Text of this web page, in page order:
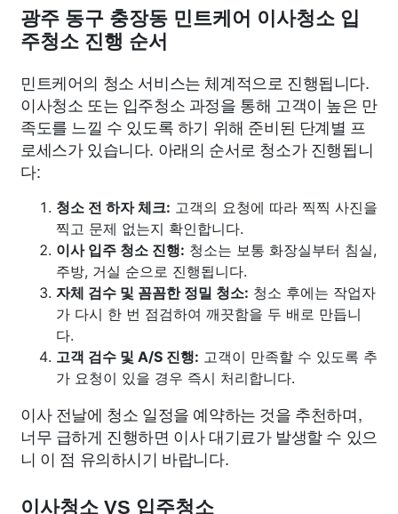
광주 동구 충장동 민트케어 이사청소 입
주청소 진행 순서
민트케어의 청소 서비스는 체계적으로 진행됩니다.
이사청소 또는 입주청소 과정을 통해 고객이 높은 만
족도를 느낄 수 있도록 하기 위해 준비된 단계별 프
로세스가 있습니다. 아래의 순서로 청소가 진행됩니
다:
청소 전 하자 체크: 고객의 요청에 따라 찍찍 사진을
찍고 문제 없는지 확인합니다.
이사 입주 청소 진행: 청소는 보통 화장실부터 침실,
주방, 거실 순으로 진행됩니다.
자체 검수 및 꼼꼼한 정밀 청소: 청소 후에는 작업자
가 다시 한 번 점검하여 깨끗함을 두 배로 만듭니
다.
고객 검수 및 A/S 진행: 고객이 만족할 수 있도록 추
가 요청이 있을 경우 즉시 처리합니다.
이사 전날에 청소 일정을 예약하는 것을 추천하며,
너무 급하게 진행하면 이사 대기료가 발생할 수 있으
니 이 점 유의하시기 바랍니다.
이사청소 VS 입주청소